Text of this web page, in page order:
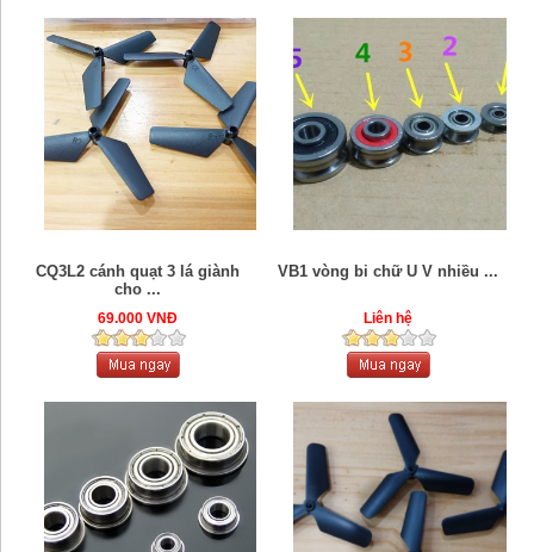
CQ3L2 cánh quạt 3 lá giành
cho ...
69.000 VNĐ
VB1 vòng bi chữ U V nhiều ...
Liên hệ